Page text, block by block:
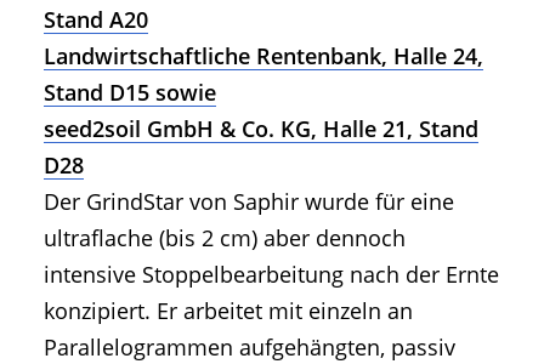
Stand A20
Landwirtschaftliche Rentenbank, Halle 24,
Stand D15 sowie
seed2soil GmbH & Co. KG, Halle 21, Stand
D28
Der GrindStar von Saphir wurde für eine
ultraflache (bis 2 cm) aber dennoch
intensive Stoppelbearbeitung nach der Ernte
konzipiert. Er arbeitet mit einzeln an
Parallelogrammen aufgehängten, passiv